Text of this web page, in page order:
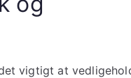
vigtigt at